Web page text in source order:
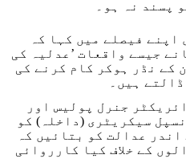
پسند نہ ہو۔
کو جاری اپنے فیصلے میں کہا کہ
جیسے واقعات ’عدلیہ کی
کے نڈر ہوکر کام کرنے کی
جنرل پولیس اور
سیکریٹری (داخلہ) کو
عدالت کو بتائیں کہ
کے خلاف کیا کارروائی